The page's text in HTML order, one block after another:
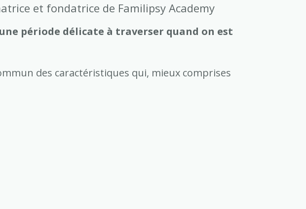
et fondatrice de Familipsy Academy
période délicate à traverser quand on est
des caractéristiques qui, mieux comprises